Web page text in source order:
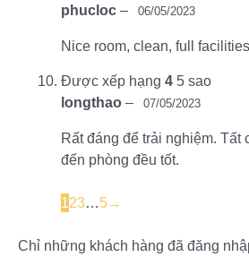
phucloc – 06/05/2023
Nice room, clean, full facilities
Được xếp hạng 4 5 sao
longthao – 07/05/2023
Rất đáng để trải nghiệm. Tất
đến phòng đều tốt.
123…5→
Chỉ những khách hàng đã đăng